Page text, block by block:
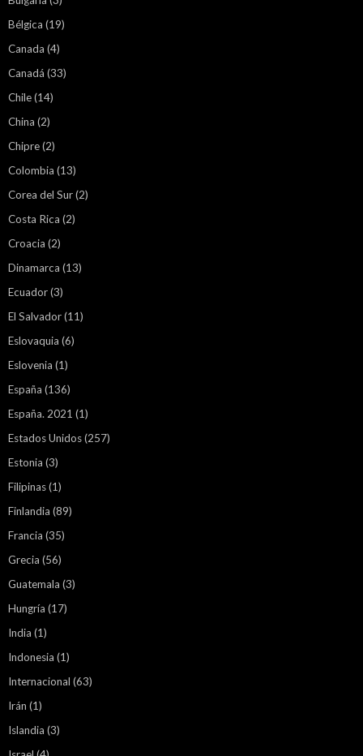
Bélgica (19)
Canada (4)
Canadá (33)
Chile(14)
China (2)
Chipre(2)
Colombia (13)
Corea del Sur(2)
Costa Rica (2)
Croacia (2)
Dinamarca (13)
Ecuador(3)
El Salvador(11)
Eslovaquia (6)
Eslovenia (1)
España (136)
España. 2021 (1)
Estados Unidos(257)
Estonia (3)
Filipinas(1)
Finlandia (89)
Francia (35)
Grecia (56)
Guatemala (3)
Hungría (17)
India (1)
Indonesia (1)
Internacional (63)
Irán (1)
Islandia (3)